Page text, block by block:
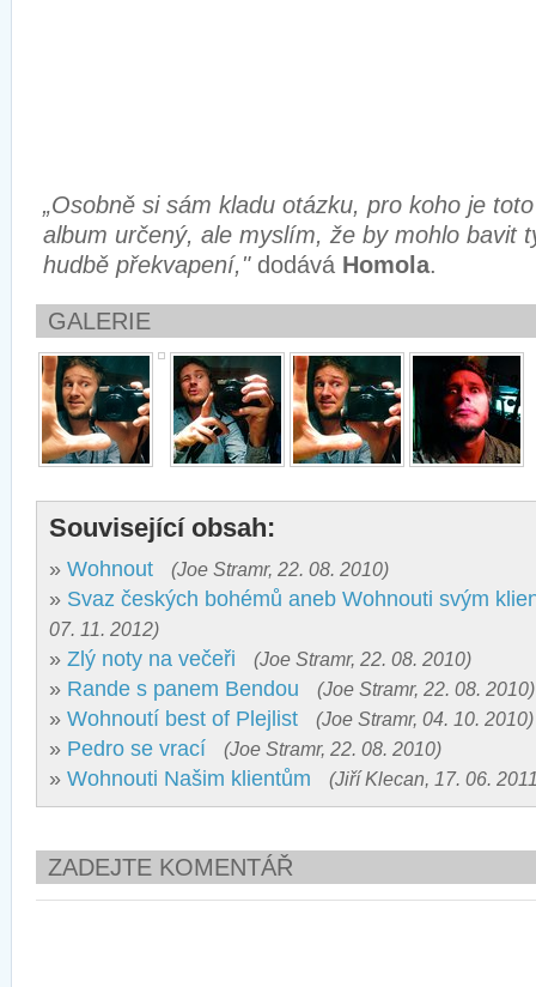
„Osobně si sám kladu otázku, pro koho je
album určený, ale myslím, že by mohlo bavit
hudbě překvapení,"dodává Homola.
GALERIE
Související obsah:
» Wohnout (Joe Stramr, 22. 08. 2010)
» Svaz českých bohémů aneb Wohnouti svým
07. 11. 2012)
» Zlý noty na večeři (Joe Stramr, 22. 08. 2010)
» Rande s panem Bendou (Joe Stramr, 22. 08. 2010)
» Wohnoutí best of Plejlist (Joe Stramr, 04. 10. 2010)
» Pedro se vrací (Joe Stramr, 22. 08. 2010)
» Wohnouti Našim klientům (Jiří Klecan, 17. 06.
ZADEJTE KOMENTÁŘ